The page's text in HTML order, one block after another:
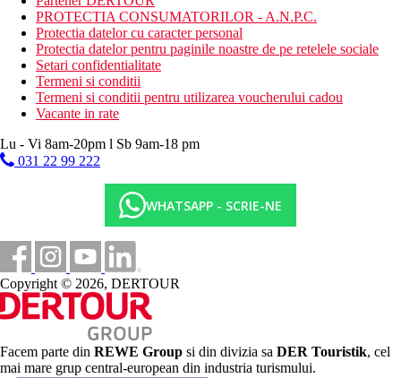
Activitati contra cost
sporturi acvatice pe plaja
wellness
masa de biliard
bowling
Mese
ULTRA All Inclusive: 24 de ore; include micul dejun;
pranzuri si cine tip bufet; gustari usoare in timpul zilei;
cafea/ceai de dupa-amiaza si produse de patiserie; cantitate
nelimitata de bauturi racoritoare imbuteliate si bauturi
alcoolice de productie locala si bauturi selectate din
5 stele
Distanţe
Magazine
0 m
PROTECTIA CONSUMATORILOR - A.N.P.C.
Protectia datelor cu caracter personal
Protectia datelor pentru paginile noastre de pe retelele sociale
Setari confidentialitate
Termeni si conditii
Termeni si conditii pentru utilizarea voucherului cadou
Vacante in rate
Lu - Vi 8am-20pm l Sb 9am-18 pm
031 22 99 222
WHATSAPP - SCRIE-NE
Copyright © 2026, DERTOUR
Facem parte din REWE Group si din divizia sa DER Touristik, cel
mai mare grup central-european din industria turismului.